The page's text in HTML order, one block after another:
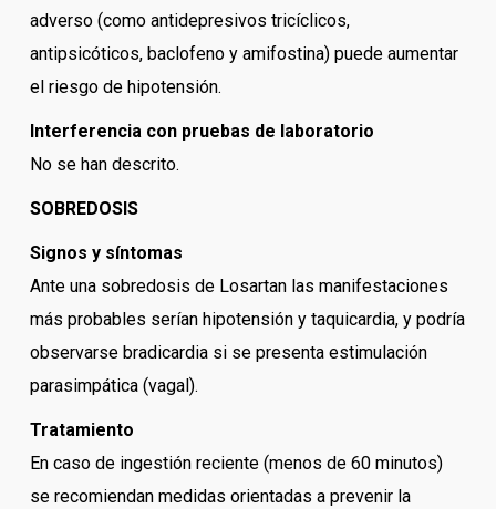
adverso (como antidepresivos tricíclicos,
antipsicóticos, baclofeno y amifostina) puede aumentar
el riesgo de hipotensión.
Interferencia con pruebas de laboratorio
No se han descrito.
SOBREDOSIS
Signos y síntomas
Ante una sobredosis de Losartan las manifestaciones
más probables serían hipotensión y taquicardia, y podría
observarse bradicardia si se presenta estimulación
parasimpática (vagal).
Tratamiento
En caso de ingestión reciente (menos de 60 minutos)
se recomiendan medidas orientadas a prevenir la